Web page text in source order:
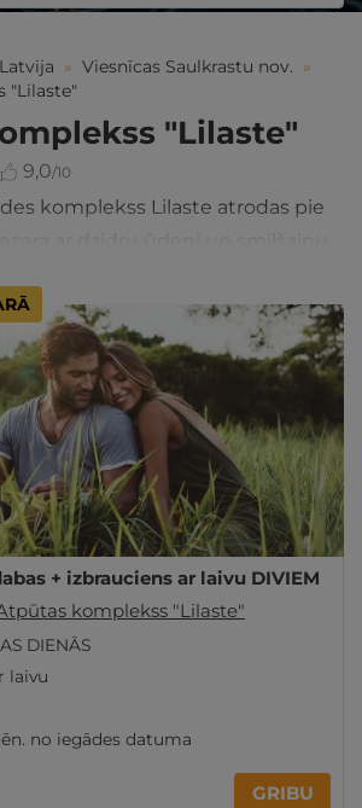
Latvija » Viesnīcas Saulkrastu nov. »
"Lilaste"
"Lilaste"
9,0/10
komplekss Lilaste atrodas pie
izklaides un komforts pie
+ izbrauciens ar laivu DIVIEM
komplekss "Lilaste"
DIENĀS
laivu
no iegādes datuma
GRIBU